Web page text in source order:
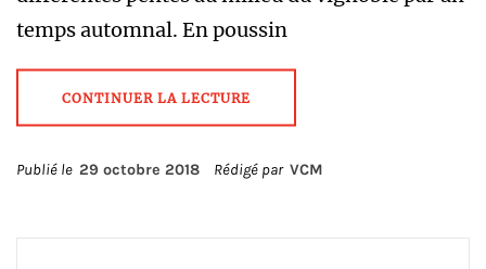
temps automnal. En poussin
CONTINUER LA LECTURE
Publié le 29 octobre 2018 Rédigé par VCM